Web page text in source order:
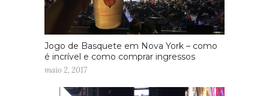
Jogo de Basquete em Nova York – como
é incrível e como comprar ingressos
maio 2, 2017